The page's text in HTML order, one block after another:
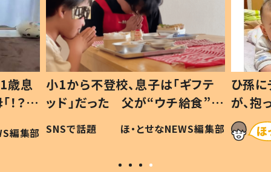
歳息
？」
編集部
小1から不登校、息子は「ギフテ
ッド」だった 父が“ウチ給食”を
作り続ける理由とは #令和の親
#令和の子
SNSで話題 ほ・とせなNEWS編集部
ひ孫
が、
「涙が
い」